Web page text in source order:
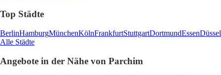
Top Städte
BerlinHamburgMünchenKölnFrankfurtStuttgartDortmundEssen
Alle Städte
Angebote in der Nähe von Parchim